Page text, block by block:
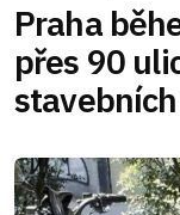
Praha
přes 90